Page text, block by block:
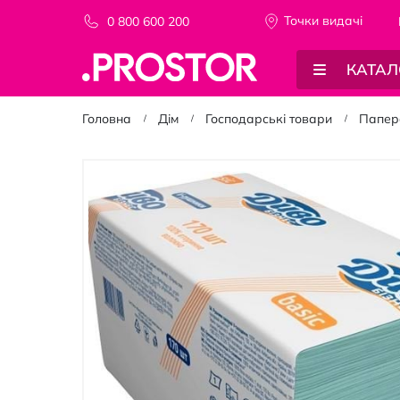
0 800 600 200 Точки видачi
Головна Дім Господарські товари
кінця
галереї
зображень